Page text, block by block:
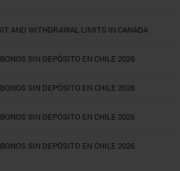
AND WITHDRAWAL LIMITS IN CANADA
SIN DEPÓSITO EN CHILE 2026
SIN DEPÓSITO EN CHILE 2026
SIN DEPÓSITO EN CHILE 2026
SIN DEPÓSITO EN CHILE 2026